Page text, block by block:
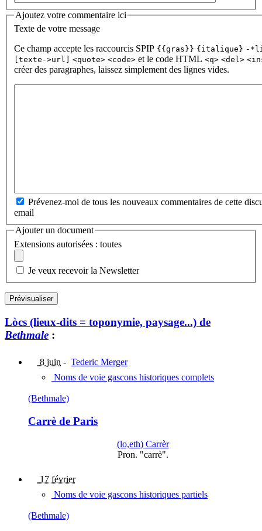
Ajoutez votre commentaire ici
Texte de votre message
Ce champ accepte les raccourcis SPIP {{gras}} {italique} -
[texte->url]
<quote> <code> et le code HTML <q> <del>
créer des paragraphes, laissez simplement des lignes vides.
Prévenez-moi de tous les nouveaux commentaires de cette
email
Ajouter un document
Extensions autorisées : toutes
Je veux recevoir la Newsletter
Lòcs (lieux-dits = toponymie, paysage...) de
Bethmale :
8 juin - Tederic Merger
Noms de voie gascons historiques complets
(Bethmale)
Carrè de Paris
(lo,eth) Carrèr
Pron. "carrè".
17 février
Noms de voie gascons historiques partiels
(Bethmale)